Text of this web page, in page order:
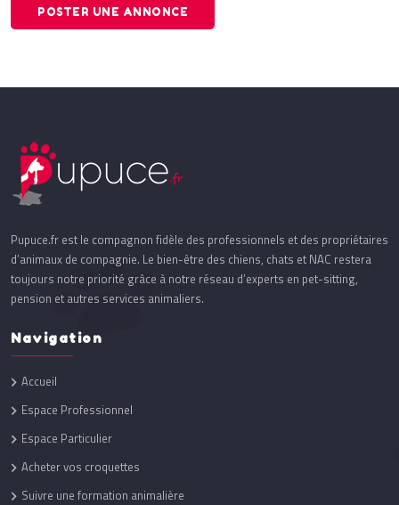
POSTER UNE ANNONCE
Pupuce.fr est le compagnon fidèle des professionnels et des propriétaires
d’animaux de compagnie. Le bien-être des chiens, chats et NAC restera
toujours notre priorité grâce à notre réseau d’experts en pet-sitting,
pension et autres services animaliers.
Navigation
Accueil
Espace Professionnel
Espace Particulier
Acheter vos croquettes
Suivre une formation animalière